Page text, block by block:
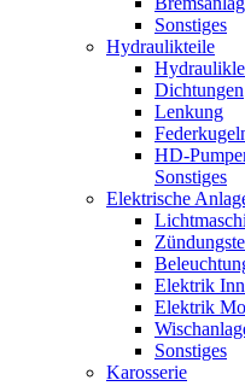
Sonstiges
Hydraulikteile
Dichtungen
Lenkung
HD-
Sonstiges
Elektrische
Elektrik
Elektrik
Sonstiges
Karosserie